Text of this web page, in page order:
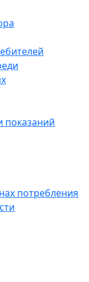
показаний
потребления